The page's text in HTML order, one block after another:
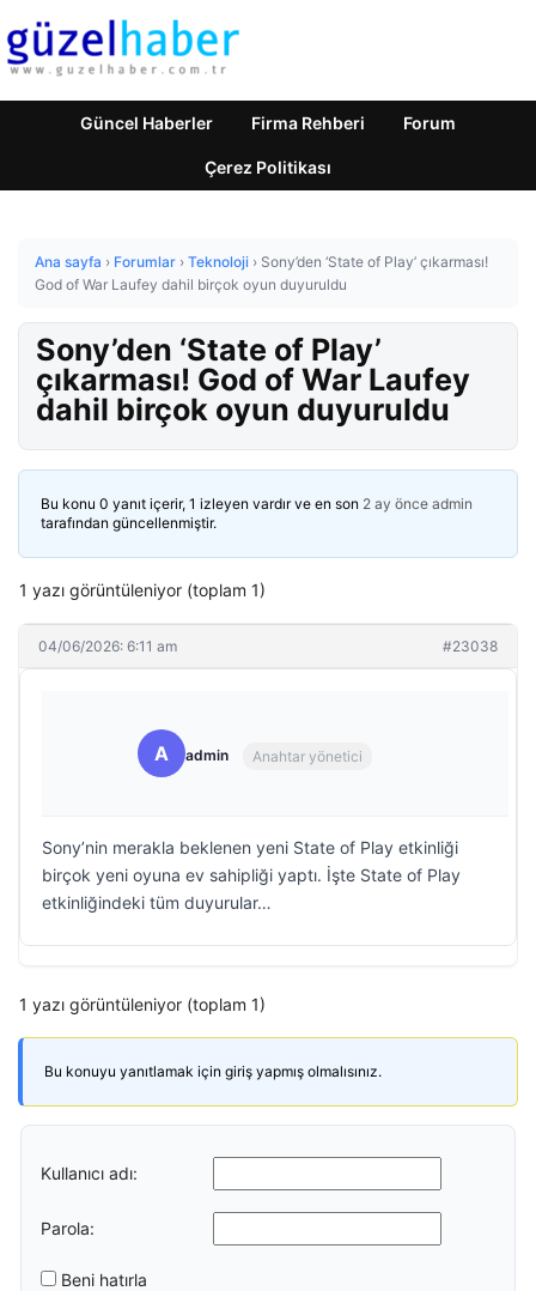
Güncel Haberler Firma Rehberi Forum
Çerez Politikası
Ana sayfa › Forumlar › Teknoloji › Sony’den ‘State of Play’ çıkarması!
God of War Laufey dahil birçok oyun duyuruldu
Sony’den ‘State of Play’
çıkarması! God of War Laufey
dahil birçok oyun duyuruldu
Bu konu 0 yanıt içerir, 1 izleyen vardır ve en son 2 ay önce admin
tarafından güncellenmiştir.
1 yazı görüntüleniyor (toplam 1)
04/06/2026: 6:11 am #23038
A admin Anahtar yönetici
Sony’nin merakla beklenen yeni State of Play etkinliği
birçok yeni oyuna ev sahipliği yaptı. İşte State of Play
etkinliğindeki tüm duyurular…
1 yazı görüntüleniyor (toplam 1)
Bu konuyu yanıtlamak için giriş yapmış olmalısınız.
Kullanıcı adı:
Parola:
Beni hatırla